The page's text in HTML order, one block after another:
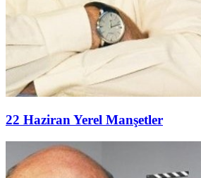
22 Haziran Yerel Manşetler